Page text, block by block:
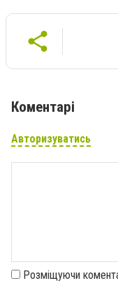
Коментарі
Авторизуватись
Розміщуючи